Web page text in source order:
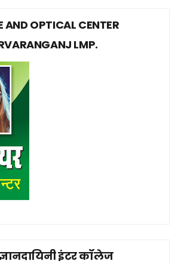
AND OPTICAL CENTER
LMP.
इंटर कॉलेज